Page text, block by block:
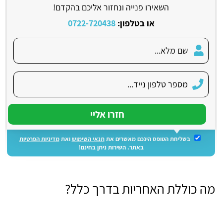
השאירו פנייה ונחזור אליכם בהקדם!
או בטלפון:0722-720438
בשליחת הטופס הינכם מאשרים אתתנאי השימושואתמדיניות הפרטיות
באתר. השירות ניתן בחינם!
מה כוללת האחריות בדרך כלל?